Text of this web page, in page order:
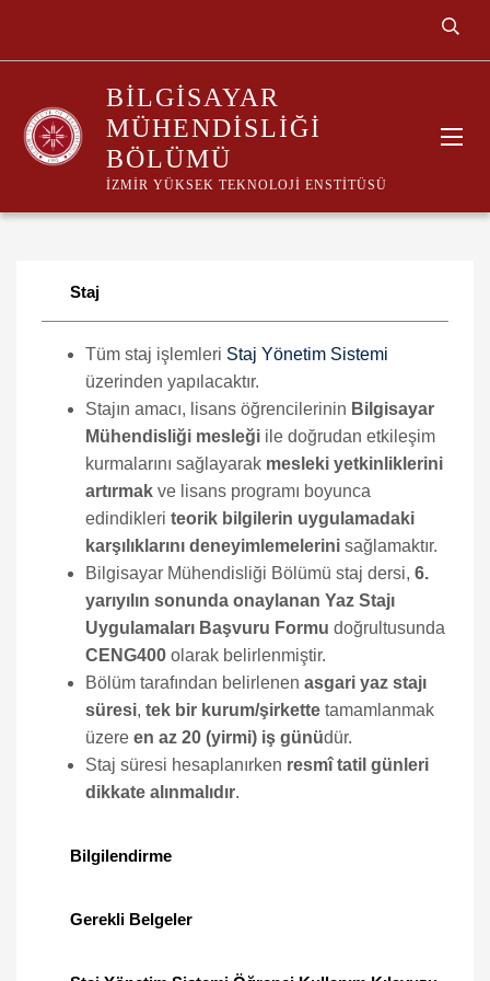
BILGISAYAR
MÜHENDISLIĞI
BÖLÜMÜ
İZMIR YÜKSEK TEKNOLOJI ENSTITÜSÜ
Staj
Tüm staj işlemleri Staj Yönetim Sistemi
üzerinden yapılacaktır.
Stajın amacı, lisans öğrencilerinin Bilgisayar
Mühendisliği mesleği ile doğrudan etkileşim
kurmalarını sağlayarak mesleki yetkinliklerini
artırmak ve lisans programı boyunca
edindikleri teorik bilgilerin uygulamadaki
karşılıklarını deneyimlemelerini sağlamaktır.
Bilgisayar Mühendisliği Bölümü staj dersi, 6.
yarıyılın sonunda onaylanan Yaz Stajı
Uygulamaları Başvuru Formu doğrultusunda
CENG400 olarak belirlenmiştir.
Bölüm tarafından belirlenen asgari yaz stajı
süresi, tek bir kurum/şirkette tamamlanmak
üzere en az 20 (yirmi) iş günüdür.
Staj süresi hesaplanırken resmî tatil günleri
dikkate alınmalıdır.
Bilgilendirme
Gerekli Belgeler